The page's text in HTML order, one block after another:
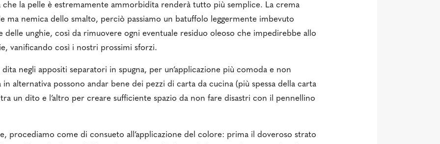
che la pelle è estremamente ammorbidita renderà tutto più semplice. La crema
ma nemica dello smalto, perciò passiamo un batuffolo leggermente imbevuto
delle unghie, così da rimuovere ogni eventuale residuo oleoso che impedirebbe allo
vanificando così i nostri prossimi sforzi.
dita negli appositi separatori in spugna, per un’applicazione più comoda e non
in alternativa possono andar bene dei pezzi di carta da cucina (più spessa della carta
un dito e l’altro per creare sufficiente spazio da non fare disastri con il pennellino
procediamo come di consueto all’applicazione del colore: prima il doveroso strato